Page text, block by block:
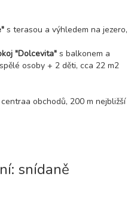
s terasou a výhledem na jezero,
"Dolcevita" s balkonem a
osoby + 2 děti, cca 22 m2
obchodů, 200 m nejbližší
snídaně